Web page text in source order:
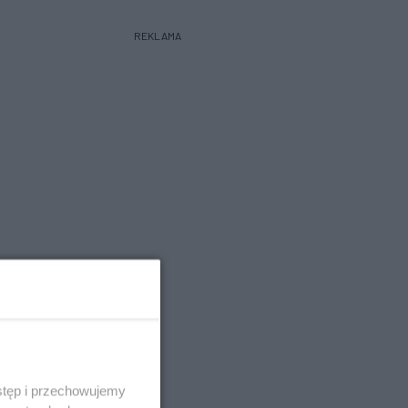
REKLAMA
i przechowujemy